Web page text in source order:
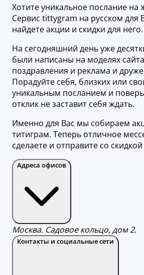
Хотите уникальное послание на
Сервис tittygram на русском для
найдете акции и скидки для него.
На сегодняшний день уже
были написаны на моделях
поздравления и реклама и
Порадуйте себя, близких или
уникальным посланием и
отклик не заставит себя ждать.
Именно для Вас мы собираем
титиграм. Теперь отличное
сделаете и отправите со
Адреса офисов
Москва. Садовое кольцо, дом 2.
Контакты и социальные сети